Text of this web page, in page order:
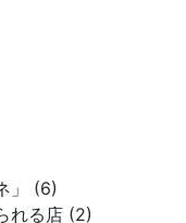
」 (6)
れる店 (2)